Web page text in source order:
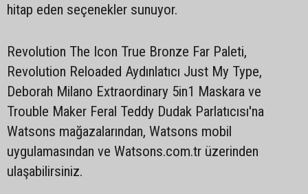
hitap eden seçenekler sunuyor.
Revolution The Icon True Bronze Far Paleti,
Revolution Reloaded Aydınlatıcı Just My Type,
Deborah Milano Extraordinary 5in1 Maskara ve
Trouble Maker Feral Teddy Dudak Parlatıcısı'na
Watsons mağazalarından, Watsons mobil
uygulamasından ve Watsons.com.tr üzerinden
ulaşabilirsiniz.